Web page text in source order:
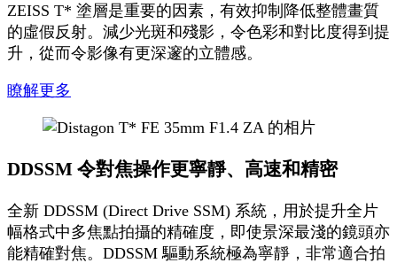
ZEISS T* 塗層是重要的因素，有效抑制降低整體畫質
的虛假反射。減少光斑和殘影，令色彩和對比度得到提
升，從而令影像有更深邃的立體感。
瞭解更多
DDSSM 令對焦操作更寧靜、高速和精密
全新 DDSSM (Direct Drive SSM) 系統，用於提升全片
幅格式中多焦點拍攝的精確度，即使景深最淺的鏡頭亦
能精確對焦。DDSSM 驅動系統極為寧靜，非常適合拍